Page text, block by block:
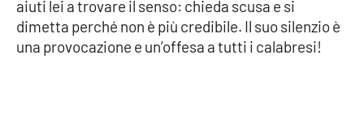
aiuti lei a trovare il senso: chieda scusa e si
dimetta perché non è più credibile. Il suo silenzio è
una provocazione e un’offesa a tutti i calabresi!